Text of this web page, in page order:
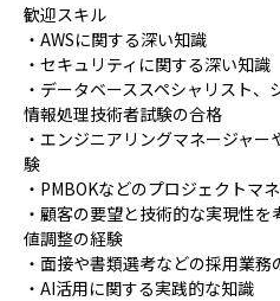
歓迎スキル
・AWSに関する深い知識
・セキュリティに関する深い知識
・データベーススペシャリスト
情報処理技術者試験の合格
・エンジニアリングマネージャ
験
・PMBOKなどのプロジェクトマ
・顧客の要望と技術的な実現性
値調整の経験
・面接や書類選考などの採用業務
・AI活用に関する実践的な知識